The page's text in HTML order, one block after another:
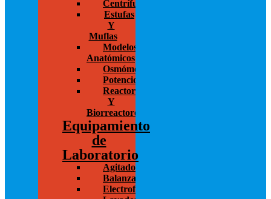
Centrífugas
Estufas
Y
Muflas
Modelos
Anatómicos
Osmómetros
Potenciostato
Reactores
Y
Biorreactores
Equipamiento
de
Laboratorio
Agitadores
Balanzas
Electroforesis